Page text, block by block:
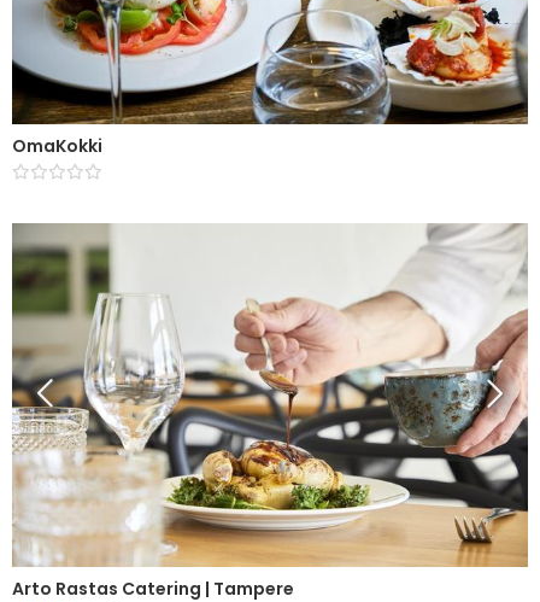
OmaKokki
Arto Rastas Catering | Tampere